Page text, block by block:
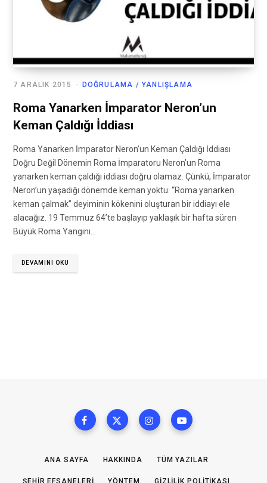
DOĞRULAMA / YANLIŞLAMA
7 ARALIK 2015
Roma Yanarken İmparator Neron’un
Keman Çaldığı İddiası
Roma Yanarken İmparator Neron’un Keman Çaldığı İddiası
Doğru Değil Dönemin Roma İmparatoru Neron’un Roma
yanarken keman çaldığı iddiası doğru olamaz. Çünkü, İmparator
Neron’un yaşadığı dönemde keman yoktu. “Roma yanarken
keman çalmak” deyiminin kökenini oluşturan bir iddiayı ele
alacağız. 19 Temmuz 64’te başlayıp yaklaşık bir hafta süren
Büyük Roma Yangını…
DEVAMINI OKU
ANA SAYFA HAKKINDA TÜM YAZILAR
ŞEHIR EFSANELERI YÖNTEM GIZLILIK POLITIKASI